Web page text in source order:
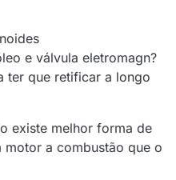
e válvula eletromagn?
ter que retificar a longo
existe melhor forma de
a combustão que o